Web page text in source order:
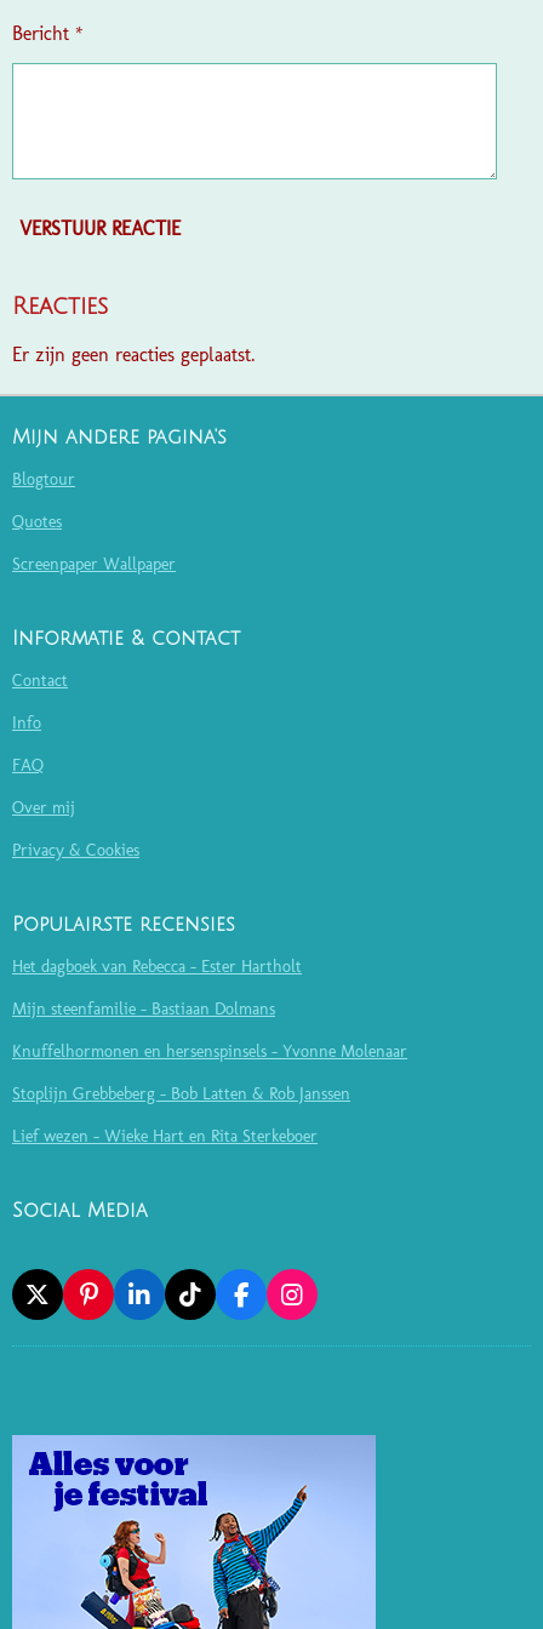
Bericht *
VERSTUUR REACTIE
Reacties
Er zijn geen reacties geplaatst.
Mijn andere pagina's
Blogtour
Quotes
Screenpaper Wallpaper
Informatie & contact
Contact
Info
FAQ
Over mij
Privacy & Cookies
Populairste recensies
Het dagboek van Rebecca - Ester Hartholt
Mijn steenfamilie - Bastiaan Dolmans
Knuffelhormonen en hersenspinsels - Yvonne Molenaar
Stoplijn Grebbeberg - Bob Latten & Rob Janssen
Lief wezen - Wieke Hart en Rita Sterkeboer
Social Media
X
P
I
N
E
S
T
L
I
N
I
N
T
I
K
F
A
C
O
I
N
S
R
M